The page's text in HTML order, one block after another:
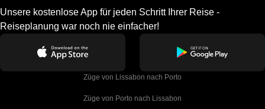
Unsere kostenlose App für jeden Schritt Ihrer Reise -
Reiseplanung war noch nie einfacher!
Züge von Lissabon nach Porto
Züge von Porto nach Lissabon